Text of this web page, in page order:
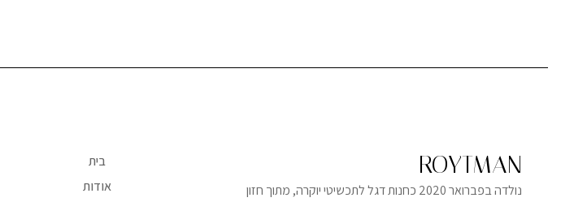
ROYTMAN
נולדה בפברואר 2020 כחנות דגל לתכשיטי יוקרה, מתוך חזון
בית
אודות